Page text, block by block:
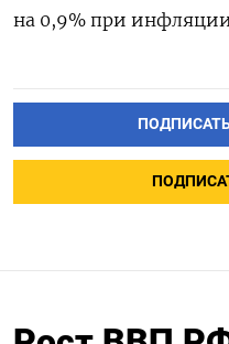
на ‌0,9% при инфляции